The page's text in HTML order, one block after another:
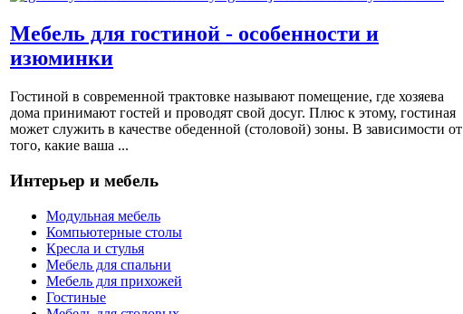
Мебель для гостиной - особенности и
изюминки
Гостиной в современной трактовке называют помещение, где хозяева
дома принимают гостей и проводят свой досуг. Плюс к этому, гостиная
может служить в качестве обеденной (столовой) зоны. В зависимости от
того, какие ваша ...
Интерьер и мебель
Модульная мебель
Компьютерные столы
Кресла и стулья
Мебель для спальни
Мебель для прихожей
Гостиные